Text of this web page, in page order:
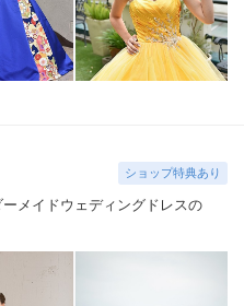
ショップ特典あり
メイドウェディングドレスの